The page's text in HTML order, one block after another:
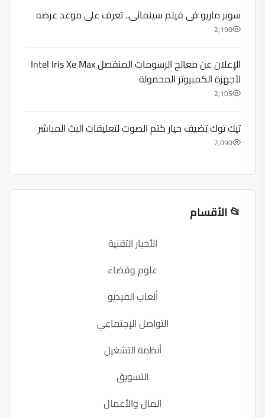
سوبر ماريو فى فيلم سينمائى.. تعرف على موعد عرضه
2,190
الإعلان عن معالج الرسومات المنفصل Intel Iris Xe Max
لأجهزة الكمبيوتر المحمولة
2,105
تيك توك تضيف خيار كتم الصوت لتعليقات البث المباشر
2,090
📂 الأقسام
الأخبار التقنية
علوم وفضاء
ألعاب الفيديو
التواصل الإجتماعي
أنظمة التشغيل
التسويق
المال والأعمال